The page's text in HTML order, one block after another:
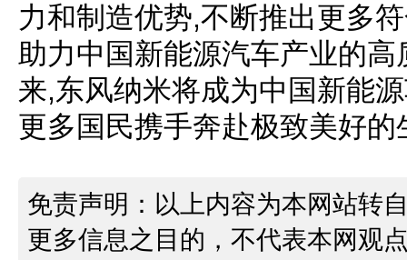
力和制造优势,不断推出更多
助力中国新能源汽车产业的
来,东风纳米将成为中国新能
更多国民携手奔赴极致美好的
免责声明：以上内容为本网站转
更多信息之目的，不代表本网观